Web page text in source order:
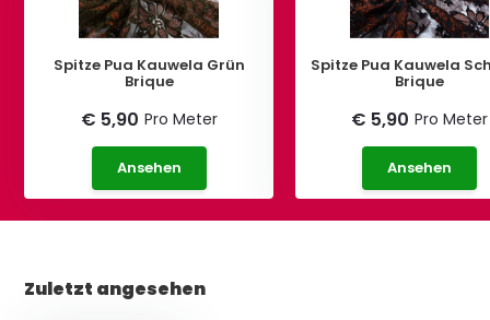
Spitze Pua Kauwela Grün
Brique
€ 5,90 Pro Meter
Ansehen
Spitze Pua Kauwela
Brique
€ 5,90 Pro Meter
Ansehen
Zuletzt angesehen